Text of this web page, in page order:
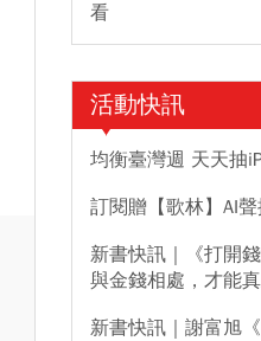
看
活動快訊
均衡臺灣週 天天抽
訂閱贈【歌林】AI
新書快訊｜《打開
與金錢相處，才能
新書快訊｜謝富旭